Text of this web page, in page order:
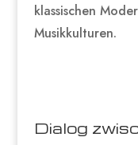
klassischen
Musikkulturen.
Dialog